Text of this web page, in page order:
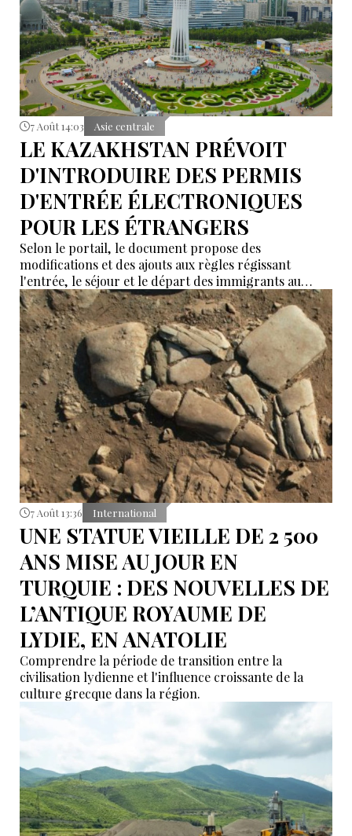
7 Août 14:03 Asie centrale
LE KAZAKHSTAN PRÉVOIT
D'INTRODUIRE DES PERMIS
D'ENTRÉE ÉLECTRONIQUES
POUR LES ÉTRANGERS
Selon le portail, le document propose des
modifications et des ajouts aux règles régissant
l'entrée, le séjour et le départ des immigrants au
Kazakhstan.
7 Août 13:36 International
UNE STATUE VIEILLE DE 2 500
ANS MISE AU JOUR EN
TURQUIE : DES NOUVELLES DE
L’ANTIQUE ROYAUME DE
LYDIE, EN ANATOLIE
Comprendre la période de transition entre la
civilisation lydienne et l'influence croissante de la
culture grecque dans la région.